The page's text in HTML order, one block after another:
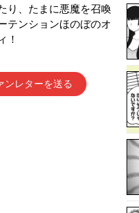
り、たまに悪魔を召喚
テンションほのぼのオ
！
ンレターを送る